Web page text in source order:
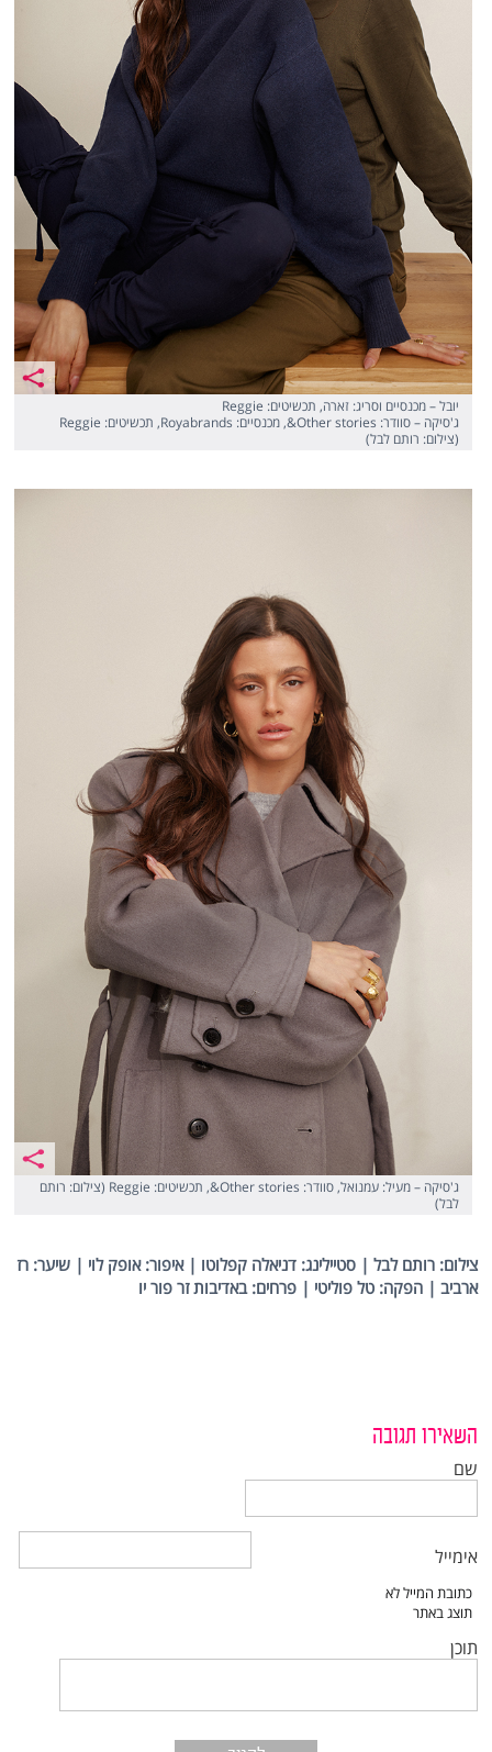
יובל – מכנסיים וסריג: זארה, תכשיטים: Reggie
ג'סיקה – סוודר: Other stories&, מכנסיים: Royabrands, תכשיטים: Reggie
(צילום: רותם לבל)
ג'סיקה – מעיל: עמנואל, סוודר: Other stories&, תכשיטים: Reggie (צילום: רותם
לבל)
צילום: רותם לבל | סטיילינג: דניאלה קפלוטו | איפור: אופק לוי | שיער: רז
ארביב | הפקה: טל פוליטי | פרחים: באדיבות זר פור יו
השאירו תגובה
שם
אימייל
תוכן